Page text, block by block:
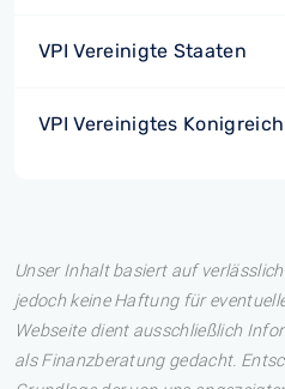
VPI Vereinigte Staaten
VPI Vereinigtes Konigreich
Unser Inhalt basiert auf
jedoch keine Haftung für
Webseite dient ausschließlich
als Finanzberatung gedacht.